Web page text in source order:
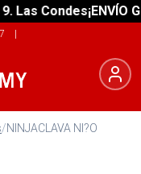
Condes¡ENVÍO
|
/NINJACLAVA NI?O